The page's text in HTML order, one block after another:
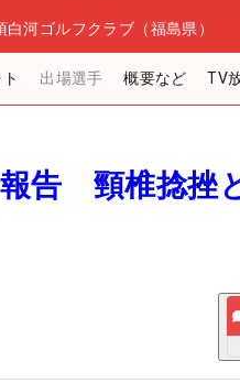
白河ゴルフクラブ（福島県）
出場選手 概要など TV
報告 頸椎捻挫